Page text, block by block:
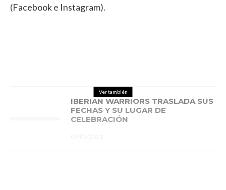
(Facebooke Instagram).
Ver también
IBERIAN WARRIORS TRASLADA SUS
FECHAS Y SU LUGAR DE
CELEBRACIÓN